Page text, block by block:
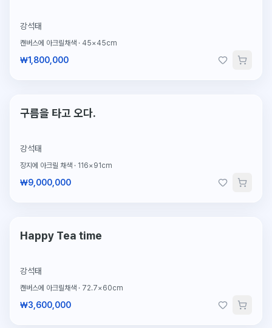
강석태
캔버스에 아크릴채색 · 45×45cm
₩1,800,000
단 1점뿐인 원작
구름을 타고 오다.
강석태
장지에 아크릴 채색 · 116×91cm
₩9,000,000
단 1점뿐인 원작
Happy Tea time
강석태
캔버스에 아크릴채색 · 72.7×60cm
₩3,600,000